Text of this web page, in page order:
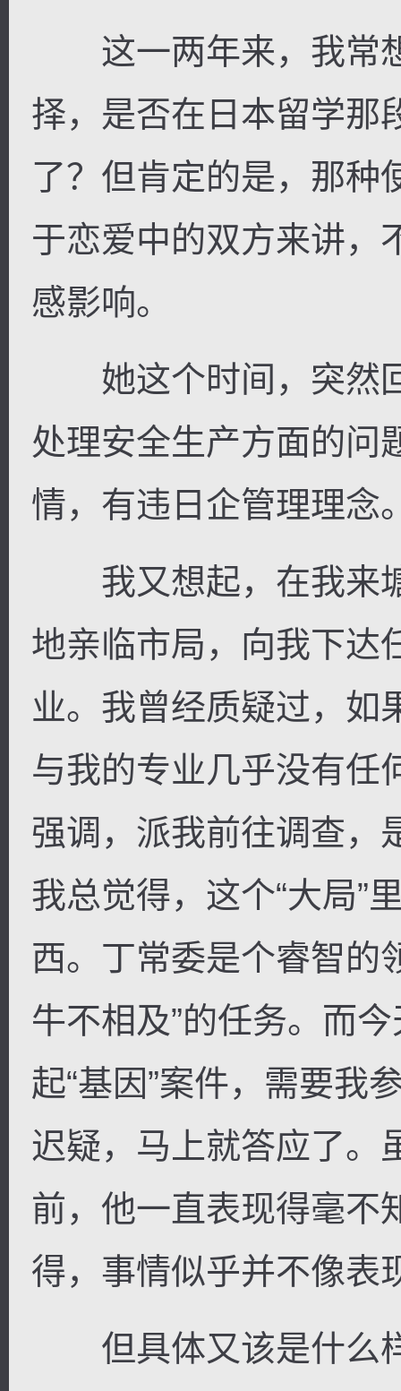
这一两年来，我常
择，是否在日本留学那
了？但肯定的是，那种
于恋爱中的双方来讲，
感影响。
她这个时间，突然
处理安全生产方面的问
情，有违日企管理理念
我又想起，在我来
地亲临市局，向我下达
业。我曾经质疑过，如
与我的专业几乎没有任
强调，派我前往调查，
我总觉得，这个“大局”
西。丁常委是个睿智的
牛不相及”的任务。而
起“基因”案件，需要我
迟疑，马上就答应了。
前，他一直表现得毫不
得，事情似乎并不像表
但具体又该是什么